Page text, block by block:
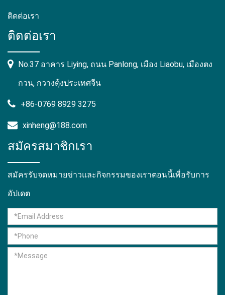
ติดต่อเรา
ติดต่อเรา
No.37 อาคาร Liying, ถนน Panlong, เมือง Liaobu, เมืองตง
กวน, กวางตุ้งประเทศจีน
+86-0769 8929 3275
xinheng@188.com
สมัครสมาชิกเรา
สมัครรับจดหมายข่าวและกิจกรรมของเราตอนนี้เพื่อรับการ
อัปเดต